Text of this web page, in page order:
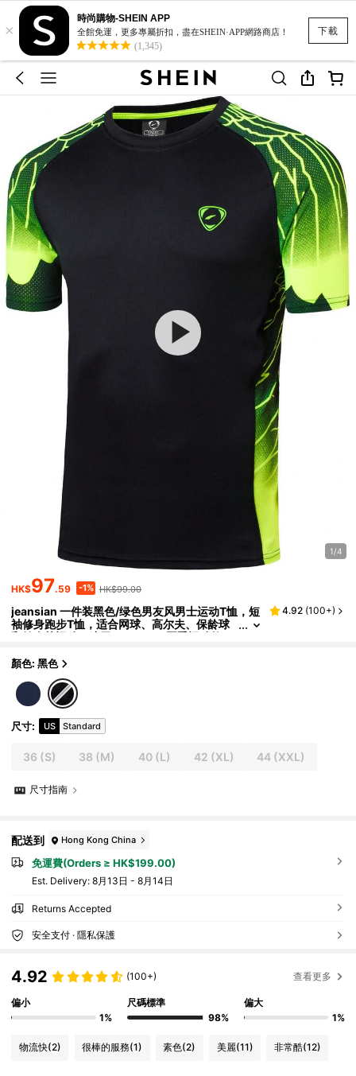
下載
×
時尚購物-SHEIN APP
全館免運，更多專屬折扣，盡在SHEIN·APP網路商店！
(1,345)
1/4
HK$97.59 -1% HK$99.00
jeansian 一件装黑色/绿色男友风男士运动T恤，短
袖修身跑步T恤，适合网球、高尔夫、保龄球
和健身等运动，速干，LSL229 夏季运动款
4.92 (100+)
顏色: 黑色
尺寸: US Standard
36 (S) 38 (M) 40(L) 42 (XL) 44 (XXL)
尺寸指南
配送到 Hong Kong China
免運費(Orders ≥ HK$199.00)
​Est. Delivery: 8月13日 - 8月14日
Returns Accepted
安全支付 · 隱私保護
4.92 (100+) 查看更多
偏小
1%
尺碼標準
98%
偏大
1%
物流快(2) 很棒的服務(1) 素色(2) 美麗(11) 非常酷(12)